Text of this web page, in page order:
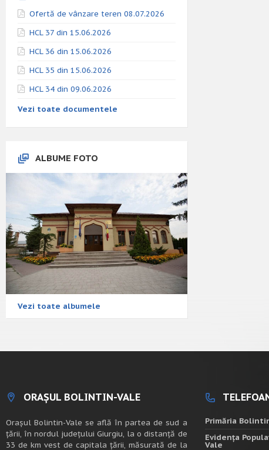
Ofertă de vânzare teren 08.07.2026
HCL 37 din 15.06.2026
HCL 36 din 15.06.2026
HCL 35 din 15.06.2026
HCL 34 din 09.06.2026
Vezi toate documentele
ALBUME FOTO
Vezi toate albumele
ORAȘUL BOLINTIN-VALE
Oraşul Bolintin-Vale se află în partea de sud a
ţării, în nordul judeţului Giurgiu, la o distanţă de
33 de km vest de capitala țării, măsurată de la
Primăria
Evidența
Vale